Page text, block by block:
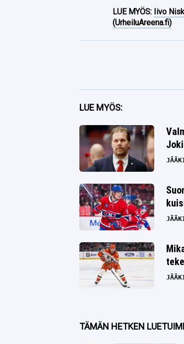
LUE MYÖS: Iivo
(UrheiluAreena.fi)
Facebook
Twitter
Whatsapp
LUE MYÖS:
TÄMÄN HETKEN